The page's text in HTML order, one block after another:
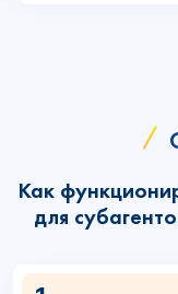
Как
для